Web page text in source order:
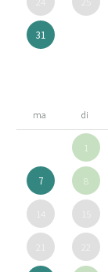
31
ma di
1
7 8